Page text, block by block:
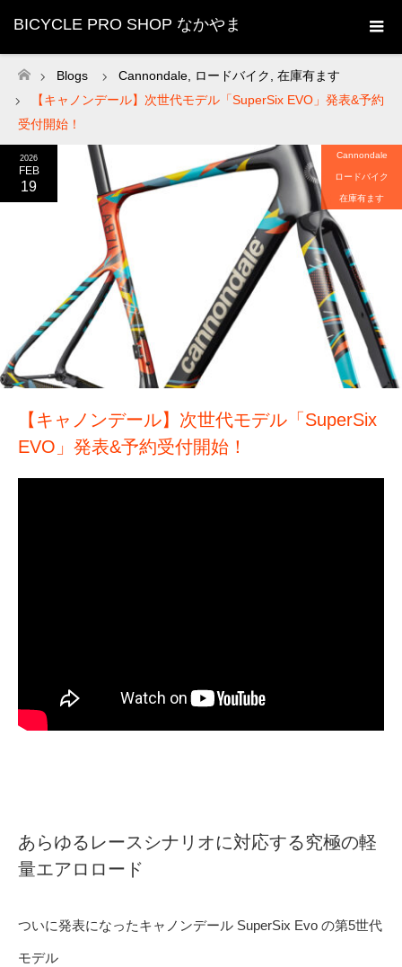
BICYCLE PRO SHOP なかやま
ホーム
Blogs Cannondale ロードバイク
在庫有ます
【キャノンデール】次世代モデル「SuperSix EVO」発表&予約
受付開始！
2026
FEB
19
Cannondale
ロードバイク
在庫有ます
【キャノンデール】次世代モデル「SuperSix
EVO」発表&予約受付開始！
あらゆるレースシナリオに対応する究極の軽
量エアロロード
ついに発表になったキャノンデール SuperSix Evo の第5世代
モデル